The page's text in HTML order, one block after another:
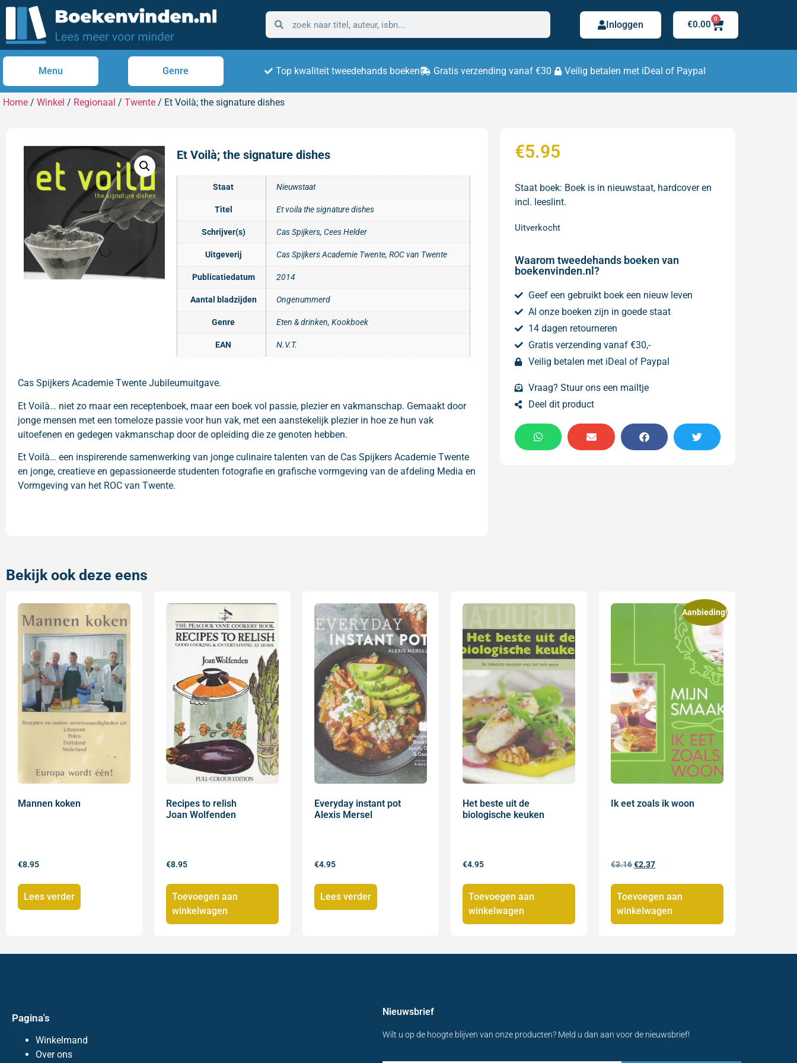
Inloggen €0.00
0
Menu Genre Top kwaliteit tweedehands boeken Gratis verzending vanaf €30 Veilig betalen met iDeal of Paypal
Home / Winkel / Regionaal / Twente / Et Voilà; the signature dishes
Et Voilà; the signature dishes
Staat Nieuwstaat
Titel Et voila the signature dishes
Schrijver(s) Cas Spijkers, Cees Helder
Uitgeverij Cas Spijkers Academie Twente, ROC van Twente
Publicatiedatum 2014
Aantal bladzijden Ongenummerd
Genre Eten & drinken, Kookboek
EAN N.V.T.
Cas Spijkers Academie Twente Jubileumuitgave.
Et Voilà… niet zo maar een receptenboek, maar een boek vol passie, plezier en vakmanschap. Gemaakt door
jonge mensen met een tomeloze passie voor hun vak, met een aanstekelijk plezier in hoe ze hun vak
uitoefenen en gedegen vakmanschap door de opleiding die ze genoten hebben.
Et Voilà… een inspirerende samenwerking van jonge culinaire talenten van de Cas Spijkers Academie Twente
en jonge, creatieve en gepassioneerde studenten fotografie en grafische vormgeving van de afdeling Media en
Vormgeving van het ROC van Twente.
€5.95
Staat boek: Boek is in nieuwstaat, hardcover en
incl. leeslint.
Uitverkocht
Waarom tweedehands boeken van
boekenvinden.nl?
Geef een gebruikt boek een nieuw leven
Al onze boeken zijn in goede staat
14 dagen retourneren
Gratis verzending vanaf €30,-
Veilig betalen met iDeal of Paypal
Vraag? Stuur ons een mailtje
Deel dit product
Bekijk ook deze eens
Mannen koken
€8.95
Lees verder
Recipes to relish
Joan Wolfenden
€8.95
Toevoegen aan
winkelwagen
Everyday instant pot
Alexis Mersel
€4.95
Lees verder
Het beste uit de
biologische keuken
€4.95
Toevoegen aan
winkelwagen
Aanbieding!
Ik eet zoals ik woon
€3.16€2.37
Toevoegen aan
winkelwagen
Pagina's
Winkelmand
Over ons
Nieuwsbrief
Wilt u op de hoogte blijven van onze producten? Meld u dan aan voor de nieuwsbrief!